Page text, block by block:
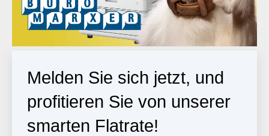
Melden Sie sich jetzt, und
profitieren Sie von unserer
smarten Flatrate!